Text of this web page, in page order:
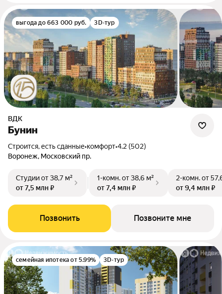
выгода до 663 000 руб. 3D-тур
ВДК
Бунин
Строится, есть сданные•комфорт•4.2 (502)
Воронеж, Московский пр.
Студииот 38,7 м²
от 7,5 млн ₽
1-комн.от 38,6 м²
от 7,4 млн ₽
2-комн.от
от 9,4 млн ₽
Позвонить Позвоните мне
семейная ипотека от 5.99% 3D-тур